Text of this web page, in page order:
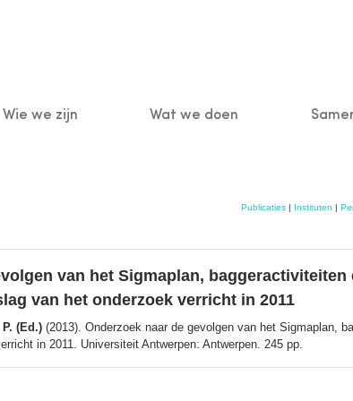
Main
Wie we zijn Wat we doen
Publicaties| Instituten |
van het Sigmaplan,
van het onderzoek verricht in 2011
(Ed.) (2013). Onderzoek naar de gevolgen van het Sigmaplan,
in 2011. Universiteit Antwerpen: Antwerpen. 245 pp.